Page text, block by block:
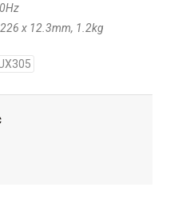
x 12.3mm, 1.2kg